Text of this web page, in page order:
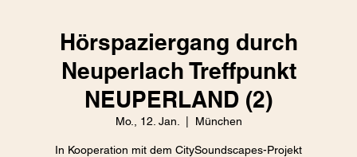
Hörspaziergang durch
Neuperlach Treffpunkt
NEUPERLAND (2)
Mo., 12. Jan.
  |
München
In Kooperation mit dem CitySoundscapes-Projekt